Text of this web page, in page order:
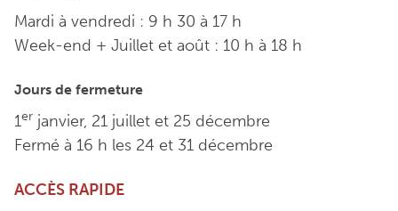
Mardi à vendredi : 9 h 30 à 17 h
Week-end + Juillet et août : 10 h à 18 h
Jours de fermeture
1er janvier, 21 juillet et 25 décembre
Fermé à 16 h les 24 et 31 décembre
ACCÈS RAPIDE